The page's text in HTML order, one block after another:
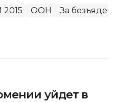
ООН За
уйдет в